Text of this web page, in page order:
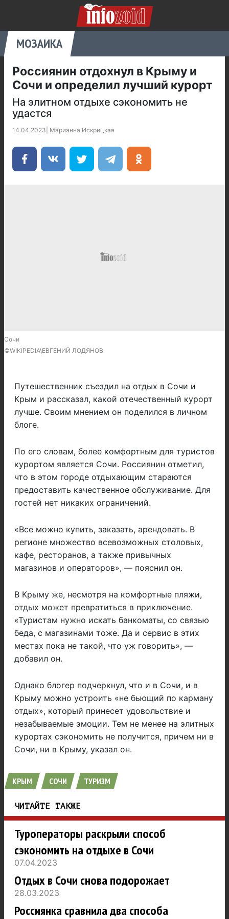
МОЗАИКА
Россиянин отдохнул в Крыму и
Сочи и определил лучший курорт
На элитном отдыхе сэкономить не
удастся
14.04.2023 Марианна Искрицкая
Сочи
©WIKIPEDIA\ЕВГЕНИЙ ЛОДЯНОВ
Путешественник съездил на отдых в Сочи и
Крым и рассказал, какой отечественный курорт
лучше. Своим мнением он поделился в личном
блоге.
По его словам, более комфортным для туристов
курортом является Сочи. Россиянин отметил,
что в этом городе отдыхающим стараются
предоставить качественное обслуживание. Для
гостей нет никаких ограничений.
«Все можно купить, заказать, арендовать. В
регионе множество всевозможных столовых,
кафе, ресторанов, а также привычных
магазинов и операторов», — пояснил он.
В Крыму же, несмотря на комфортные пляжи,
отдых может превратиться в приключение.
«Туристам нужно искать банкоматы, со связью
беда, с магазинами тоже. Да и сервис в этих
местах пока не такой, что уж говорить», —
добавил он.
Однако блогер подчеркнул, что и в Сочи, и в
Крыму можно устроить «не бьющий по карману
отдых», который принесет удовольствие и
незабываемые эмоции. Тем не менее на элитных
курортах сэкономить не получится, причем ни в
Сочи, ни в Крыму, указал он.
КРЫМ СОЧИ ТУРИЗМ
ЧИТАЙТЕ ТАКЖЕ
Туроператоры раскрыли способ
сэкономить на отдыхе в Сочи
07.04.2023
Отдых в Сочи снова подорожает
28.03.2023
Россиянка сравнила два способа